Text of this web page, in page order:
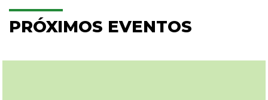
PRÓXIMOS EVENTOS